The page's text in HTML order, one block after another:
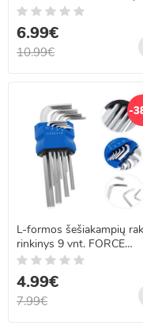
Y1200
6.99€
10.99€
-
L-formos šešiakampių
rinkinys 9 vnt. FORCE
TOOLS RK-4006 1.5mm -
10mm
4.99€
7.99€